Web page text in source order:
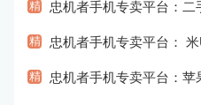
精 忠机者手机专卖平台：二手
精 忠机者手机专卖平台：
精 忠机者手机专卖平台：苹